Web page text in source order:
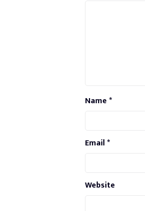
Name*
Email*
Website